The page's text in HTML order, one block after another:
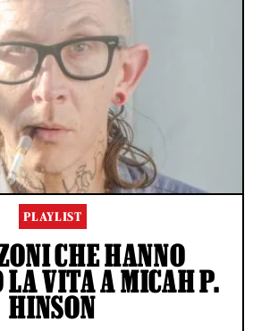
PLAYLIST
CHE HANNO
LA VITA A MICAH P.
HINSON